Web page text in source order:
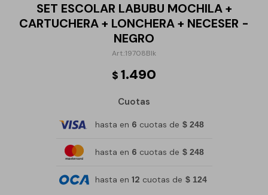
SET ESCOLAR LABUBU MOCHILA +
CARTUCHERA + LONCHERA + NECESER -
NEGRO
19708Blk
$ 1.490
Cuotas
hasta en 6 cuotas de $ 248
hasta en 6 cuotas de $ 248
hasta en 12 cuotas de $ 124